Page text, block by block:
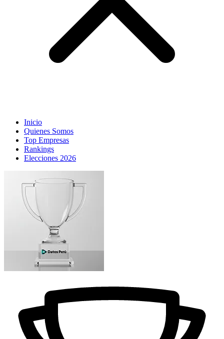
Inicio
Quienes Somos
Top Empresas
Rankings
Elecciones 2026